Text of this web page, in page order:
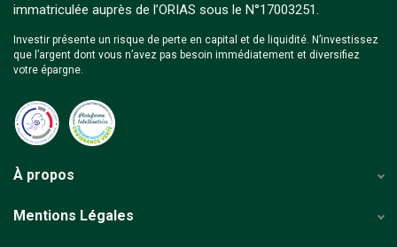
immatriculée auprès de l’ORIAS sous le N°17003251.
Investir présente un risque de perte en capital et de liquidité. N’investissez
que l’argent dont vous n’avez pas besoin immédiatement et diversifiez
votre épargne.
À propos
Mentions Légales